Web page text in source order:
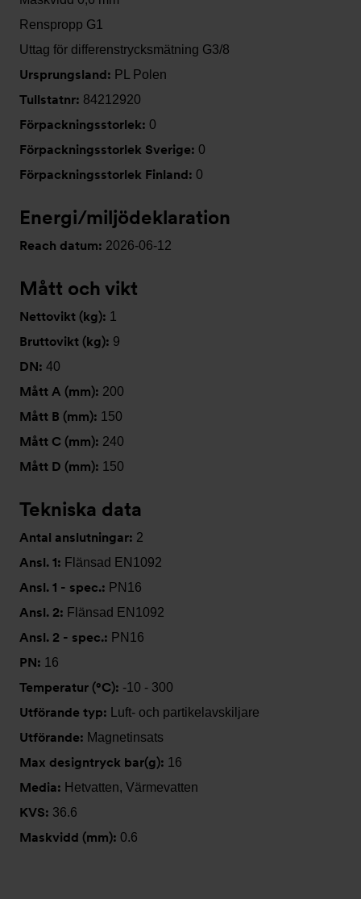
Renspropp G1
Uttag för differenstrycksmätning G3/8
Ursprungsland: PL Polen
Tullstatnr: 84212920
Förpackningsstorlek: 0
Förpackningsstorlek Sverige: 0
Förpackningsstorlek Finland: 0
Energi/miljödeklaration
Reach datum: 2026-06-12
Mått och vikt
Nettovikt (kg): 1
Bruttovikt (kg): 9
DN: 40
Mått A (mm): 200
Mått B (mm): 150
Mått C (mm): 240
Mått D (mm): 150
Tekniska data
Antal anslutningar: 2
Ansl. 1: Flänsad EN1092
Ansl. 1 - spec.: PN16
Ansl. 2: Flänsad EN1092
Ansl. 2 - spec.: PN16
PN: 16
Temperatur (°C): -10 - 300
Utförande typ: Luft- och partikelavskiljare
Utförande: Magnetinsats
Max designtryck bar(g): 16
Media: Hetvatten, Värmevatten
KVS: 36.6
Maskvidd (mm): 0.6